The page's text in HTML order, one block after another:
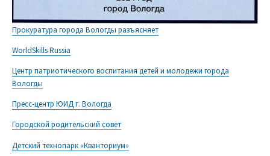
Прокуратура города Вологды разъясняет
WorldSkills Russia
Центр патриотического воспитания детей и молодежи города
Вологды
Пресс-центр ЮИД г. Вологда
Городской родительский совет
Детский технопарк «Кванториум»